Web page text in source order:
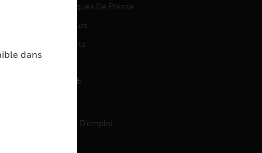
Communiqués De Presse
Investisseurs
Événements
CARRIÈRE
Recherche D'emploi
dans